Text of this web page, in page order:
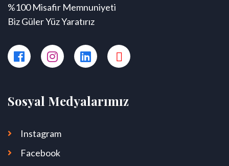
%100 Misafir Memnuniyeti
Biz Güler Yüz Yaratırız
Sosyal Medyalarımız
Instagram
Facebook